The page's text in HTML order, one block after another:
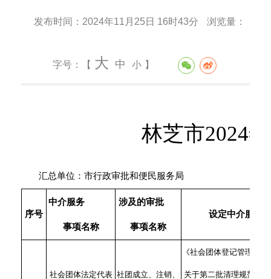
发布时间： 2024年11月25日 16时43分 浏览量：
字号：【 大 中 小 】
林芝市2024
汇总单位：市行政审批和便民服务局
序号
中介服务
事项名称
涉及的审批
事项名称
设定中介服务
社会团体法定代表 社团成立、注销、
《社会团体登记管理条
关于第二批清理规范192